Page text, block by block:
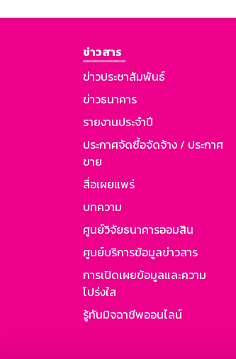
ข่าวสาร
ข่าวประชาสัมพันธ์
ข่าวธนาคาร
รายงานประจำปี
ประกาศจัดซื้อจัดจ้าง / ประกาศ
ขาย
สื่อเผยแพร่
บทความ
ศูนย์วิจัยธนาคารออมสิน
ศูนย์บริการข้อมูลข่าวสาร
การเปิดเผยข้อมูลและความ
โปร่งใส
รู้ทันมิจฉาชีพออนไลน์